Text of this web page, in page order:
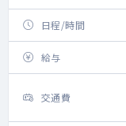
日程/時間
給与
交通費